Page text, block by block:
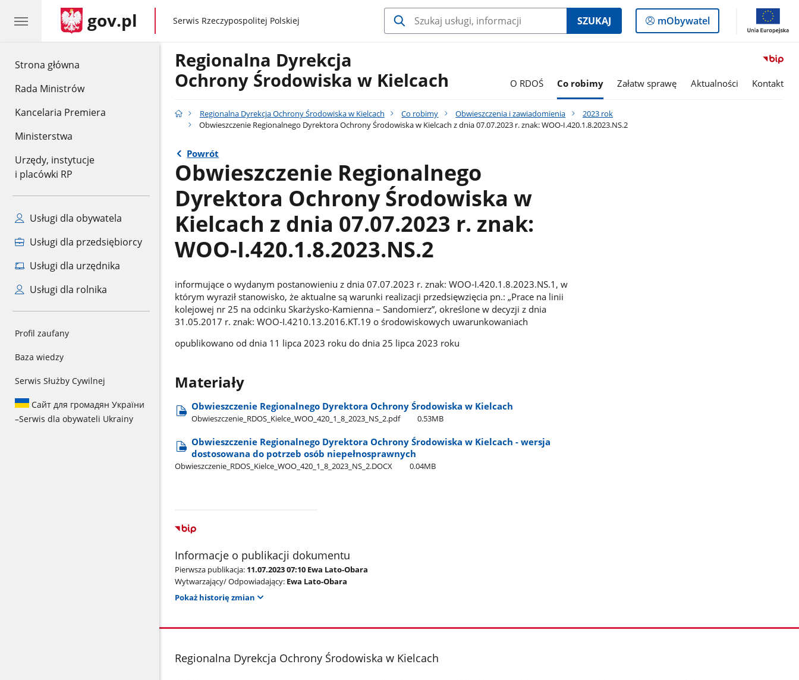
Strona główna
Rada Ministrów
Kancelaria Premiera
Ministerstwa
Urzędy, instytucje
i placówki RP
Usługi dla obywatela
Usługi dla przedsiębiorcy
Usługi dla urzędnika
Usługi dla rolnika
Profil zaufany
Baza wiedzy
Serwis Służby Cywilnej
Сайт для громадян України
–Serwis dla obywateli Ukrainy
gov.pl gov.pl
Serwis Rzeczypospolitej Polskiej SZUKAJ
Logowanie
do
mObywatel
Regionalna Dyrekcja
Ochrony Środowiska w Kielcach
O RDOŚ Co robimy Załatw sprawę Aktualności Kontakt
Regionalna Dyrekcja Ochrony Środowiska w Kielcach Co robimy Obwieszczenia i zawiadomienia
2023 rok
Obwieszczenie Regionalnego Dyrektora Ochrony Środowiska w Kielcach z dnia 07.07.2023 r. znak: WOO-I.420.1.8.2023.NS.2
Powrót
Obwieszczenie Regionalnego
Dyrektora Ochrony Środowiska w
Kielcach z dnia 07.07.2023 r. znak:
WOO-I.420.1.8.2023.NS.2
informujące o wydanym postanowieniu z dnia 07.07.2023 r. znak: WOO-I.420.1.8.2023.NS.1, w
którym wyraził stanowisko, że aktualne są warunki realizacji przedsięwzięcia pn.: „Prace na linii
kolejowej nr 25 na odcinku Skarżysko-Kamienna – Sandomierz”, określone w decyzji z dnia
31.05.2017 r. znak: WOO-I.4210.13.2016.KT.19 o środowiskowych uwarunkowaniach
opublikowano od dnia 11 lipca 2023 roku do dnia 25 lipca 2023 roku
Materiały
Obwieszczenie Regionalnego Dyrektora Ochrony Środowiska w Kielcach
Obwieszczenie​_RDOS​_Kielce​_WOO​_420​_1​_8​_2023​_NS​_2.pdf 0.53MB
Obwieszczenie Regionalnego Dyrektora Ochrony Środowiska w Kielcach - wersja
dostosowana do potrzeb osób niepełnosprawnych
Obwieszczenie​_RDOS​_Kielce​_WOO​_420​_1​_8​_2023​_NS​_2.DOCX 0.04MB
Informacje o publikacji dokumentu
Pierwsza publikacja: 11.07.2023 07:10 Ewa Lato-Obara
Wytwarzający/ Odpowiadający: Ewa Lato-Obara
Pokaż historię zmian
stopka
Regionalna Dyrekcja Ochrony Środowiska w Kielcach